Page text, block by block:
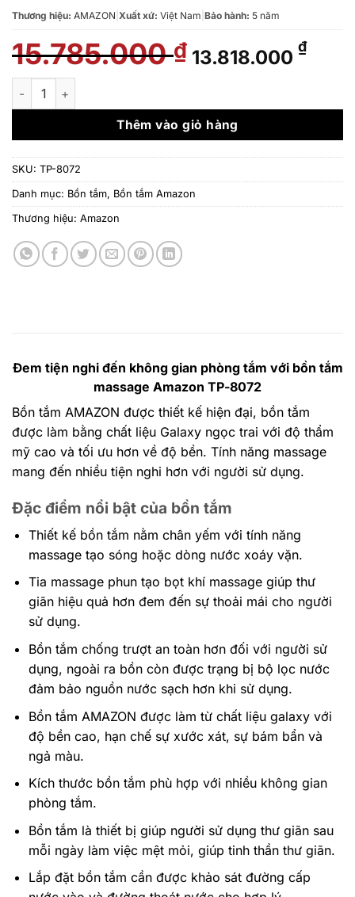
Thương hiệu: AMAZON Xuất xứ: Việt Nam Bảo hành: 5 năm
15.785.000₫ Giá
gốc
15.785.000 ₫.
13.818.000 ₫Giá
là:
Bồn tắm Amazon TP-8072 số lượng
Thêm vào giỏ hàng
SKU: TP-8072
Danh mục: Bồn tắm, Bồn tắm Amazon
Thương hiệu: Amazon
Đem tiện nghi đến không gian phòng tắm với bồn tắm
massage Amazon TP-8072
Bồn tắm AMAZON được thiết kế hiện đại, bồn tắm
được làm bằng chất liệu Galaxy ngọc trai với độ thẩm
mỹ cao và tối ưu hơn về độ bền. Tính năng massage
mang đến nhiều tiện nghi hơn với người sử dụng.
Đặc điểm nổi bật của bồn tắm
Thiết kế bồn tắm nằm chân yếm với tính năng
massage tạo sóng hoặc dòng nước xoáy vặn.
Tia massage phun tạo bọt khí massage giúp thư
giãn hiệu quả hơn đem đến sự thoải mái cho người
sử dụng.
Bồn tắm chống trượt an toàn hơn đối với người sử
dụng, ngoài ra bồn còn được trạng bị bộ lọc nước
đảm bảo nguồn nước sạch hơn khi sử dụng.
Bồn tắm AMAZON được làm từ chất liệu galaxy với
độ bền cao, hạn chế sự xước xát, sự bám bẩn và
ngả màu.
Kích thước bồn tắm phù hợp với nhiều không gian
phòng tắm.
Bồn tắm là thiết bị giúp người sử dụng thư giãn sau
mỗi ngày làm việc mệt mỏi, giúp tinh thần thư giãn.
Lắp đặt bồn tắm cần được khảo sát đường cấp